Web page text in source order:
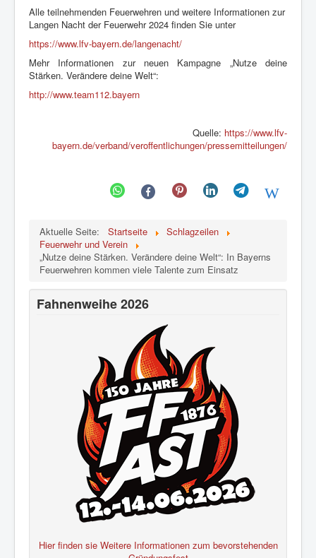
Alle teilnehmenden Feuerwehren und weitere Informationen zur
Langen Nacht der Feuerwehr 2024 finden Sie unter
https://www.lfv-bayern.de/langenacht/
Mehr Informationen zur neuen Kampagne „Nutze deine
Stärken. Verändere deine Welt“:
http://www.team112.bayern
Quelle: https://www.lfv-
bayern.de/verband/veroffentlichungen/pressemitteilungen/
Aktuelle Seite: Startseite
Schlagzeilen
Feuerwehr und Verein
„Nutze deine Stärken. Verändere deine Welt“: In Bayerns
Feuerwehren kommen viele Talente zum Einsatz
Fahnenweihe 2026
Hier finden sie Weitere Informationen zum bevorstehenden